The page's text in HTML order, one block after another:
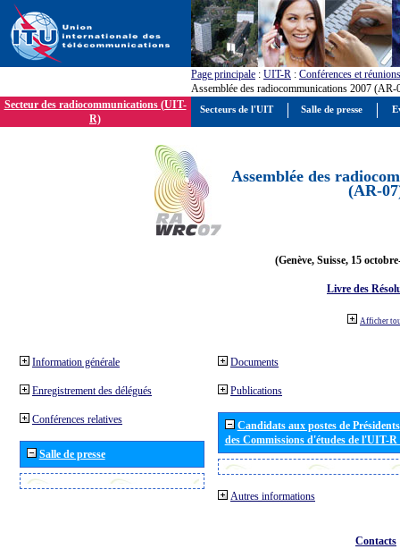
Page principale : UIT-R : Conférences et réunions
Assemblée des radiocommunications 2007 (AR-
Secteur des radiocommunications (UIT-
R)
Assemblée des
(AR-
(Genève, Suisse, 15
Livre des
Afficher
Information générale
Enregistrement des délégués
Conférences relatives
Salle de presse
Documents
Publications
Candidats aux postes de
des Commissions d'études de l'UIT-
Autres informations
Contacts
Secteurs de l'UIT Salle de presse